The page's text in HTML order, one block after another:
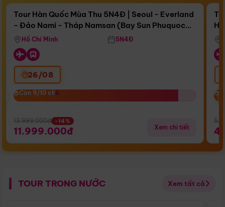
Còn16 ngày 18:15:52
Bay Sun Phuquoc Airways
Tour Hàn Quốc Mùa Thu 5N4Đ | Seoul - Everland
- Đảo Nami - Tháp Namsan (Bay Sun Phuquoc
Airways)
Hồ Chí Minh 5N4Đ
26/08
Còn 9/10 chỗ
Còn 9/10 chỗ
13.999.000đ -14%
11.999.000đ Xem chi tiết
TOUR TRONG NƯỚC Xem tất cả
Điểm nổi bật